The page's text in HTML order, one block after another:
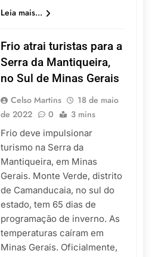
Leia mais...
Frio atrai turistas para a
Serra da Mantiqueira,
no Sul de Minas Gerais
Celso Martins
18 de maio
de 2022
0 3 mins
Frio deve impulsionar
turismo na Serra da
Mantiqueira, em Minas
Gerais. Monte Verde, distrito
de Camanducaia, no sul do
estado, tem 65 dias de
programação de inverno. As
temperaturas caíram em
Minas Gerais. Oficialmente,